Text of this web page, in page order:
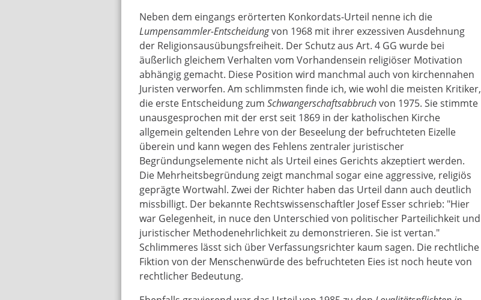
Neben dem eingangs erörterten Konkordats-Urteil nenne ich die
Lumpensammler-Entscheidungvon 1968 mit ihrer exzessiven Ausdehnung
der Religionsausübungsfreiheit. Der Schutz aus Art. 4 GG wurde bei
äußerlich gleichem Verhalten vom Vorhandensein religiöser Motivation
abhängig gemacht. Diese Position wird manchmal auch von kirchennahen
Juristen verworfen. Am schlimmsten finde ich, wie wohl die meisten Kritiker,
die erste Entscheidung zum Schwangerschaftsabbruchvon 1975. Sie stimmte
unausgesprochen mit der erst seit 1869 in der katholischen Kirche
allgemein geltenden Lehre von der Beseelung der befruchteten Eizelle
überein und kann wegen des Fehlens zentraler juristischer
Begründungselemente nicht als Urteil eines Gerichts akzeptiert werden.
Die Mehrheitsbegründung zeigt manchmal sogar eine aggressive, religiös
geprägte Wortwahl. Zwei der Richter haben das Urteil dann auch deutlich
missbilligt. Der bekannte Rechtswissenschaftler Josef Esser schrieb: "Hier
war Gelegenheit, in nuce den Unterschied von politischer Parteilichkeit und
juristischer Methodenehrlichkeit zu demonstrieren. Sie ist vertan."
Schlimmeres lässt sich über Verfassungsrichter kaum sagen. Die rechtliche
Fiktion von der Menschenwürde des befruchteten Eies ist noch heute von
rechtlicher Bedeutung.